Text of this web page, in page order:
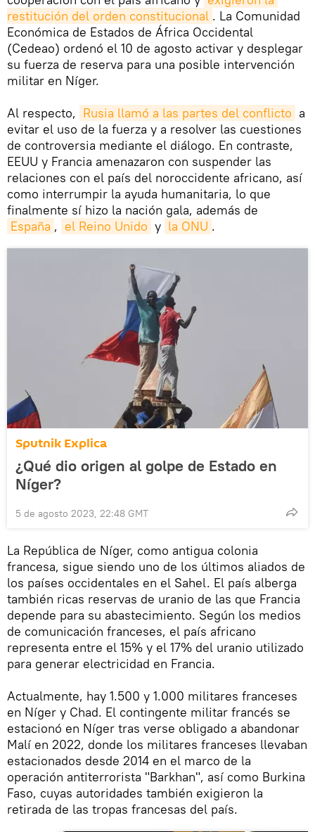
restitución del orden constitucional . La Comunidad
Económica de Estados de África Occidental
(Cedeao) ordenó el 10 de agosto activar y desplegar
su fuerza de reserva para una posible intervención
militar en Níger.
Al respecto, Rusia llamó a las partes del conflicto a
evitar el uso de la fuerza y a resolver las cuestiones
de controversia mediante el diálogo. En contraste,
EEUU y Francia amenazaron con suspender las
relaciones con el país del noroccidente africano, así
como interrumpir la ayuda humanitaria, lo que
finalmente sí hizo la nación gala, además de
España , el Reino Unido y la ONU .
Sputnik Explica
¿Qué dio origen al golpe de Estado en
Níger?
5 de agosto 2023, 22:48 GMT
La República de Níger, como antigua colonia
francesa, sigue siendo uno de los últimos aliados de
los países occidentales en el Sahel. El país alberga
también ricas reservas de uranio de las que Francia
depende para su abastecimiento. Según los medios
de comunicación franceses, el país africano
representa entre el 15% y el 17% del uranio utilizado
para generar electricidad en Francia.
Actualmente, hay 1.500 y 1.000 militares franceses
en Níger y Chad. El contingente militar francés se
estacionó en Níger tras verse obligado a abandonar
Malí en 2022, donde los militares franceses llevaban
estacionados desde 2014 en el marco de la
operación antiterrorista "Barkhan", así como Burkina
Faso, cuyas autoridades también exigieron la
retirada de las tropas francesas del país.